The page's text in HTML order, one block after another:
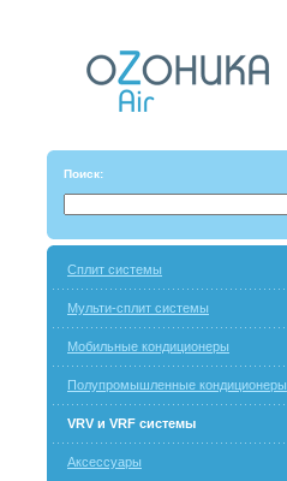
Поиск:
Сплит системы
Мульти-сплит системы
Мобильные кондиционеры
Полупромышленные кондиционеры
VRV и VRF системы
Аксессуары